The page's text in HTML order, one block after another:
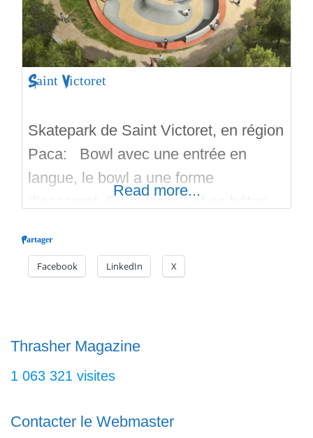
Saint Victoret
Skatepark de Saint Victoret, en région
Paca: Bowl avec une entrée en
langue, le bowl a une forme
d’escargot. En extérieur et en béton
société Constructo. Le bowl
présente donc une entrée en langue,
ainsi qu’un banks avec du coping
Read more...
Partager
Facebook LinkedIn X
Thrasher Magazine
1 063 321 visites
Contacter le Webmaster